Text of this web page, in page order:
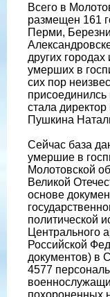
Всего в
размещен 161
Перми,
других
умерших в
сих пор
стала
Пушкина
Сейчас база
умершие в
Молотовской
Великой
основе
политической
Центрального
Российской
документов) в
4577
похороненных